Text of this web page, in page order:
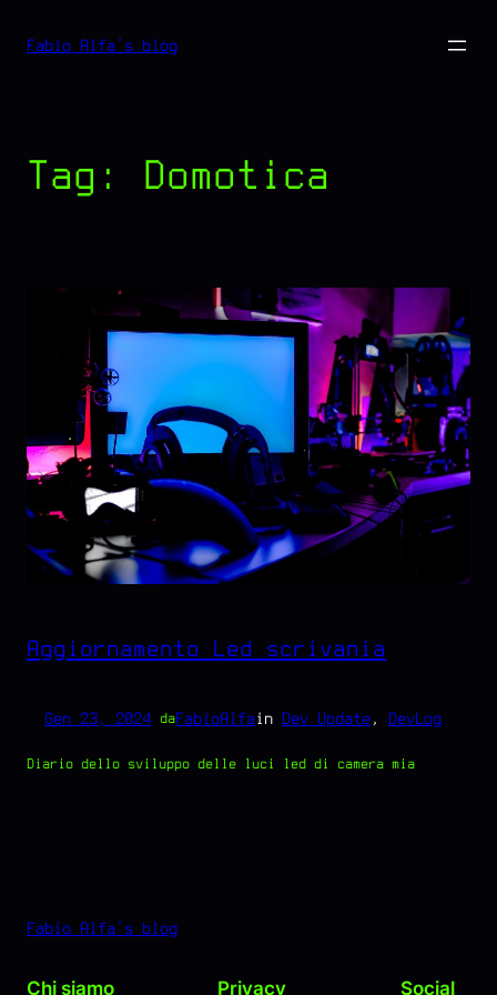
Fabio Alfa's blog
Tag: Domotica
Aggiornamento Led scrivania
Gen 23, 2024 daFabioAlfain Dev Update, DevLog
Diario dello sviluppo delle luci led di camera mia
Fabio Alfa's blog
Chi siamo Privacy Social